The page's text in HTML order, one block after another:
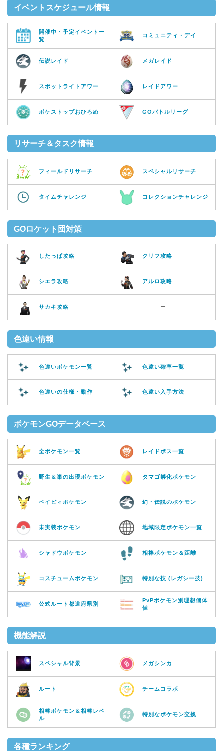
イベントスケジュール情報
開催中・予定イベント一
覧
コミュニティ・デイ
伝説レイド メガレイド
スポットライトアワー レイドアワー
ポケストップおひろめ GOバトルリーグ
リサーチ＆タスク情報
フィールドリサーチ スペシャルリサーチ
タイムチャレンジ コレクションチャレンジ
GOロケット団対策
したっぱ攻略 クリフ攻略
シエラ攻略 アルロ攻略
サカキ攻略 ー
色違い情報
色違いポケモン一覧 色違い確率一覧
色違いの仕様・動作 色違い入手方法
ポケモンGOデータベース
全ポケモン一覧 レイドボス一覧
野生＆巣の出現ポケモン タマゴ孵化ポケモン
ベイビィポケモン 幻・伝説のポケモン
未実装ポケモン 地域限定ポケモン一覧
シャドウポケモン 相棒ポケモン＆距離
コスチュームポケモン 特別な技 (レガシー技)
公式ルート都道府県別
PvPポケモン別理想個体
値
機能解説
スペシャル背景 メガシンカ
ルート チームコラボ
相棒ポケモン＆相棒レベ
ル
特別なポケモン交換
各種ランキング